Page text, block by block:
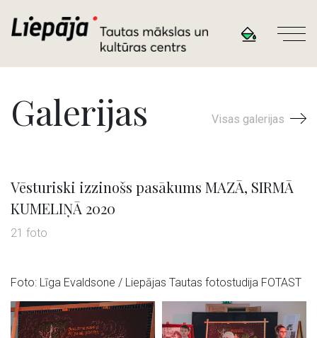
Galerijas Visas galerijas
Vēsturiski izzinošs pasākums MAZĀ, SIRMĀ
KUMELIŅĀ 2020
21 foto
Foto: Līga Evaldsone / Liepājas Tautas fotostudija FOTAST